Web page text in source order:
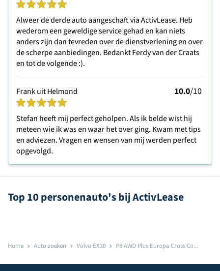
Alweer de derde auto aangeschaft via ActivLease. Heb
wederom een geweldige service gehad en kan niets
anders zijn dan tevreden over de dienstverlening en over
de scherpe aanbiedingen. Bedankt Ferdy van der Craats
en tot de volgende :).
Frank uit Helmond 10.0/10
Stefan heeft mij perfect geholpen. Als ik belde wist hij
meteen wie ik was en waar het over ging. Kwam met tips
en adviezen. Vragen en wensen van mij werden perfect
opgevolgd.
Top 10 personenauto's bij ActivLease
Home Auto zoeken Volvo EX30 P8 AWD Plus Europa Cross Co...